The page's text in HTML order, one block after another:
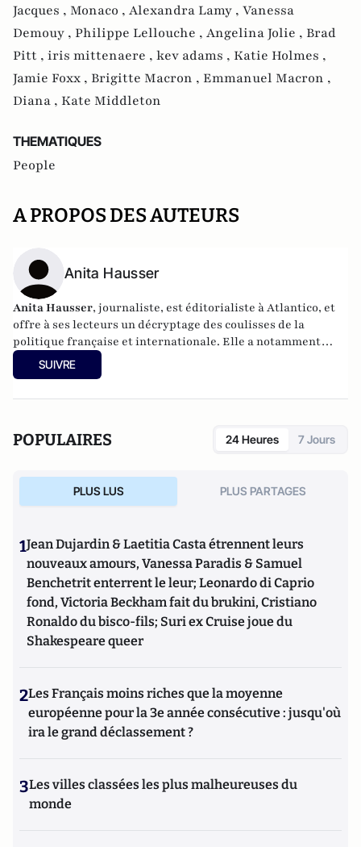
Jacques , Monaco , Alexandra Lamy , Vanessa
Demouy , Philippe Lellouche , Angelina Jolie , Brad
Pitt , iris mittenaere , kev adams , Katie Holmes ,
Jamie Foxx , Brigitte Macron , Emmanuel Macron ,
Diana , Kate Middleton
THEMATIQUES
People
A PROPOS DES AUTEURS
Anita Hausser
Anita Hausser, journaliste, est éditorialiste à Atlantico, et
offre à ses lecteurs un décryptage des coulisses de la
politique française et internationale. Elle a notamment
publiéSarkozy, itinéraire d'une ambition
l'Archipel, 2003). Elle a également réalisé les documentaires
SUIVRE
POPULAIRES 24 Heures 7 Jours
PLUS LUS PLUS PARTAGES
1Jean Dujardin & Laetitia Casta étrennent leurs
nouveaux amours, Vanessa Paradis & Samuel
Benchetrit enterrent le leur; Leonardo di Caprio
fond, Victoria Beckham fait du brukini, Cristiano
Ronaldo du bisco-fils; Suri ex Cruise joue du
Shakespeare queer
2Les Français moins riches que la moyenne
européenne pour la 3e année consécutive : jusqu'où
ira le grand déclassement ?
3Les villes classées les plus malheureuses du
monde